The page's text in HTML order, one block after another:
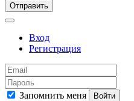
Отправить
Вход
Регистрация
Запомнить меня Войти